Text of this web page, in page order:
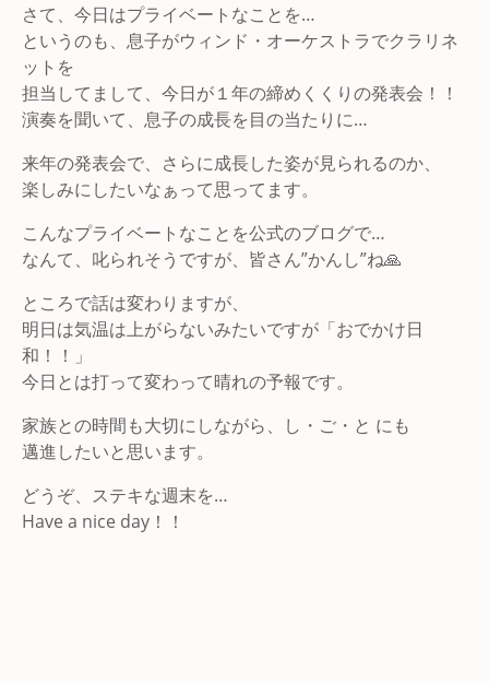
さて、今日はプライベートなことを…
というのも、息子がウィンド・オーケストラでクラリネ
ットを
担当してまして、今日が１年の締めくくりの発表会！！
演奏を聞いて、息子の成長を目の当たりに…
来年の発表会で、さらに成長した姿が見られるのか、
楽しみにしたいなぁって思ってます。
こんなプライベートなことを公式のブログで…
なんて、叱られそうですが、皆さん”かんし”ね🙏
ところで話は変わりますが、
明日は気温は上がらないみたいですが「おでかけ日
和！！」
今日とは打って変わって晴れの予報です。
家族との時間も大切にしながら、し・ご・と にも
邁進したいと思います。
どうぞ、ステキな週末を…
Have a nice day！！